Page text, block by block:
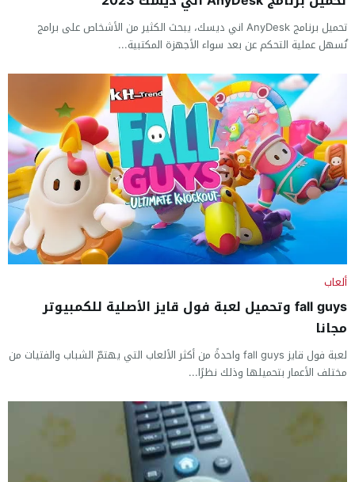
تحميل برنامج AnyDesk اني ديسك، يبحث الكثير من الأشخاص على برامج
تُسهل عملية التحكم عن بعد سواء الأجهزة المكتبية...
ألعاب
fall guys وتحميل لعبة فول قايز الأصلية للكمبيوتر
مجانا
لعبة فول قايز fall guys واحدةً من أكثر الألعاب التي يهتمّ الشباب والفتيات من
مختلف الأعمار بتحميلها وذلك نظرًا...